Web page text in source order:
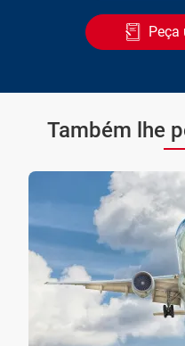
Peça
Também lhe